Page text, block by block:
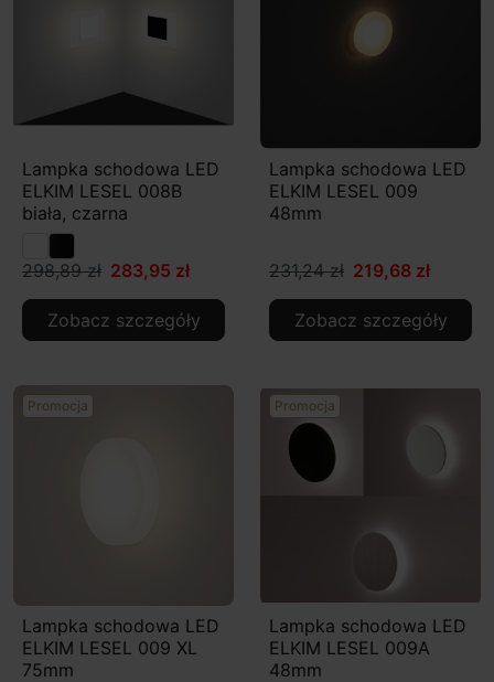
Lampka schodowa LED
ELKIM LESEL 008B
biała, czarna
298,89 zł 283,95 zł
Zobacz szczegóły
Lampka schodowa LED
ELKIM LESEL 009
48mm
231,24 zł 219,68 zł
Zobacz szczegóły
Promocja
Lampka schodowa LED
ELKIM LESEL 009 XL
75mm
Promocja
Lampka schodowa LED
ELKIM LESEL 009A
48mm